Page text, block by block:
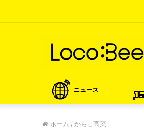
ニュース
ホーム / からし高菜